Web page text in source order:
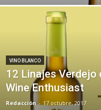
VINO BLANCO
12 Linajes Verdejo
Wine Enthusiast
Redacción - 17 octubre, 2017